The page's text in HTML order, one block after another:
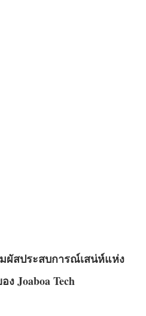
ผัสประสบการณ์เสน่ห์แห่ง
Joaboa Tech